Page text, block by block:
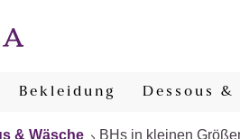
Bekleidung Dessous &
& Wäsche BHs in kleinen